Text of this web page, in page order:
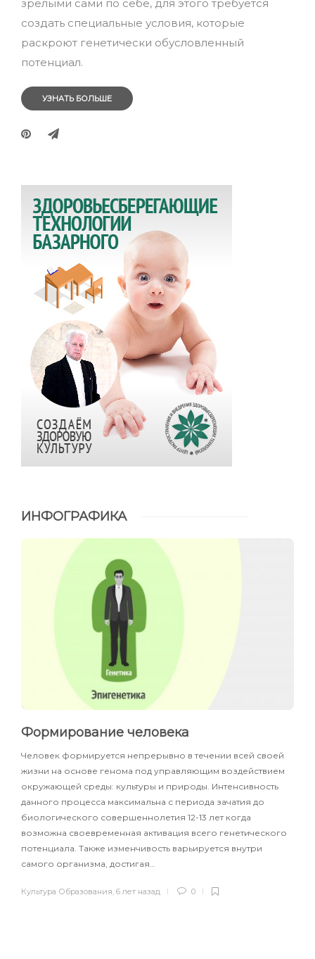
зрелыми сами по себе, для этого требуется
создать специальные условия, которые
раскроют генетически обусловленный
потенциал.
УЗНАТЬ БОЛЬШЕ
ИНФОГРАФИКА
Формирование человека
Человек формируется непрерывно в течении всей своей
жизни на основе генома под управляющим воздействием
окружающей среды: культуры и природы. Интенсивность
данного процесса максимальна с периода зачатия до
биологического совершеннолетия 12-13 лет когда
возможна своевременная активация всего генетического
потенциала. Также изменчивость варьируется внутри
самого организма, достигая…
Культура Образования, 6 лет назад 0